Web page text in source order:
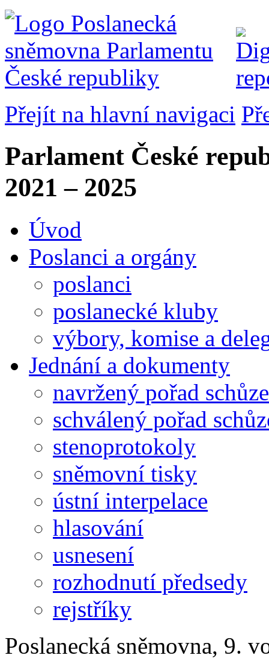
Přejít na hlavní navigaci
Parlament České
2021 – 2025
Úvod
Poslanci a orgány
poslanci
poslanecké kluby
výbory, komise a
Jednání a dokumenty
navržený pořad schůze
schválený pořad
stenoprotokoly
sněmovní tisky
ústní interpelace
hlasování
usnesení
rozhodnutí předsedy
rejstříky
Poslanecká sněmovna, 9.